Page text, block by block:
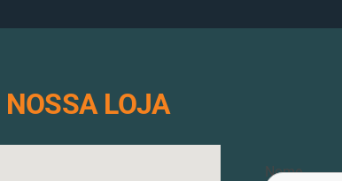
NOSSA LOJA
Nome